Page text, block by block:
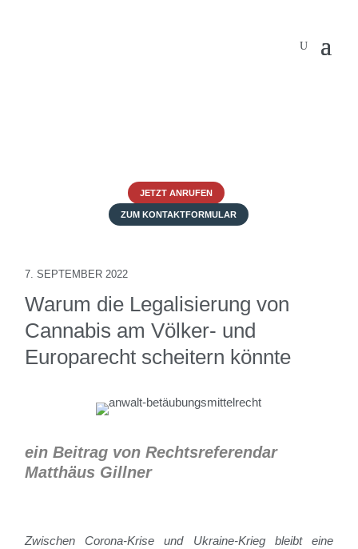
JETZT ANRUFEN
ZUM KONTAKTFORMULAR
7. SEPTEMBER 2022
Warum die Legalisierung von
Cannabis am Völker- und
Europarecht scheitern könnte
ein Beitrag von Rechtsreferendar
Matthäus Gillner
Zwischen Corona-Krise und Ukraine-Krieg bleibt eine